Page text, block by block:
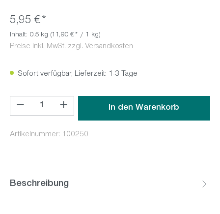
5,95 €*
Inhalt: 0.5 kg (11,90 €* / 1 kg)
Preise inkl. MwSt. zzgl. Versandkosten
Sofort verfügbar, Lieferzeit: 1-3 Tage
Produkt Anzahl: Gib den gewünschten Wert ein oder
In den Warenkorb
Artikelnummer: 100250
Beschreibung